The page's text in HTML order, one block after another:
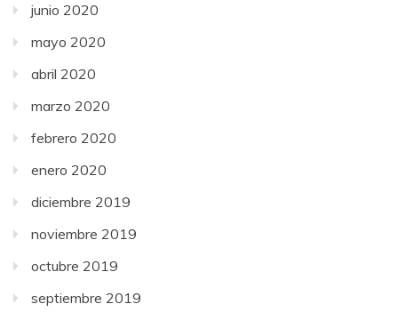
junio 2020
mayo 2020
abril 2020
marzo 2020
febrero 2020
enero 2020
diciembre 2019
noviembre 2019
octubre 2019
septiembre 2019